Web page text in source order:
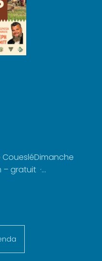
CouesléDimanche
gratuit ·...